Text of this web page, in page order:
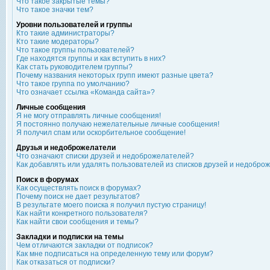
Что такое значки тем?
Уровни пользователей и группы
Кто такие администраторы?
Кто такие модераторы?
Что такое группы пользователей?
Где находятся группы и как вступить в них?
Как стать руководителем группы?
Почему названия некоторых групп имеют разные цвета?
Что такое группа по умолчанию?
Что означает ссылка «Команда сайта»?
Личные сообщения
Я не могу отправлять личные сообщения!
Я постоянно получаю нежелательные личные сообщения!
Я получил спам или оскорбительное сообщение!
Друзья и недоброжелатели
Что означают списки друзей и недоброжелателей?
Как добавлять или удалять пользователей из списков друзей и
Поиск в форумах
Как осуществлять поиск в форумах?
Почему поиск не дает результатов?
В результате моего поиска я получил пустую страницу!
Как найти конкретного пользователя?
Как найти свои сообщения и темы?
Закладки и подписки на темы
Чем отличаются закладки от подписок?
Как мне подписаться на определенную тему или форум?
Как отказаться от подписки?